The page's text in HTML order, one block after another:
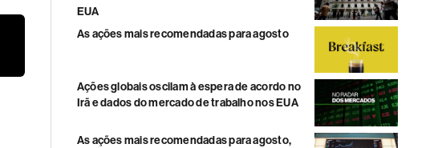
EUA
As ações mais recomendadas para agosto
Ações globais oscilam à espera de acordo no
Irã e dados do mercado de trabalho nos EUA
As ações mais recomendadas para agosto,